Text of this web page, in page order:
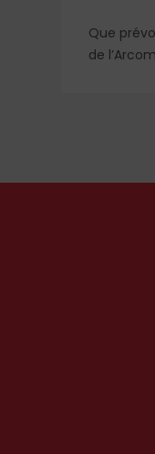
Que
de